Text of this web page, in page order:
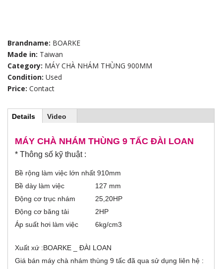
Brandname: BOARKE
Made in: Taiwan
Category: MÁY CHÀ NHÁM THÙNG 900MM
Condition: Used
Price: Contact
o
o
n
Details
t
v
t
b
Video
MÁY CHÀ NHÁM THÙNG 9 TẤC ĐÀI LOAN
* Thông số kỹ thuật :
Bề rộng làm việc lớn nhất 910mm
Bề dày làm việc
127 mm
Động cơ trục nhám
25,20HP
Động cơ băng tải
2HP
Áp suất hơi làm việc
6kg/cm3
Xuất xứ :BOARKE _ ĐÀI LOAN
Giá bán máy chà nhám thùng 9 tấc đã qua sử dụng liên hệ :